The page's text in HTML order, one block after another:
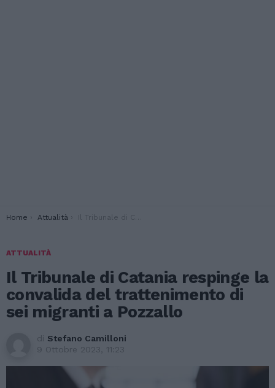
You are here:
Home Attualità Il Tribunale di Catania respinge la convalida del trattenimento di sei migranti a Pozzallo
ATTUALITÀ
Il Tribunale di Catania respinge la
convalida del trattenimento di
sei migranti a Pozzallo
di Stefano Camilloni
9 Ottobre 2023, 11:23